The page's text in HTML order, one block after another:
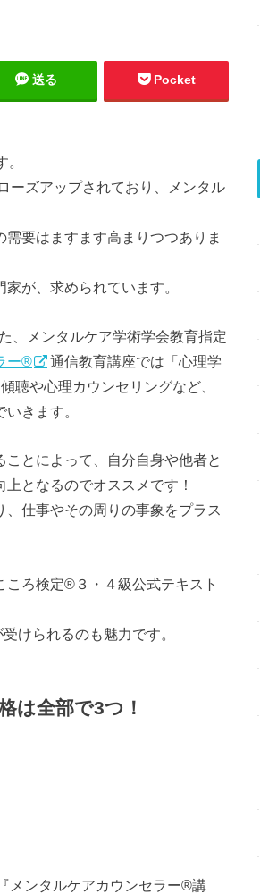
送る Pocket
ーズアップされており、メンタル
要はますます高まりつつありま
が、求められています。
、メンタルケア学術学会教育指定
ー®
通信教育講座では「心理学
聴や心理カウンセリングなど、
きます。
とによって、自分自身や他者と
となるのでオススメです！
仕事やその周りの事象をプラス
ろ検定®３・４級公式テキスト
けられるのも魅力です。
は全部で3つ！
メンタルケアカウンセラー®講